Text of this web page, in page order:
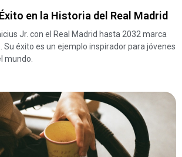
en la Historia del Real Madrid
Jr. con el Real Madrid hasta 2032 marca
Su éxito es un ejemplo inspirador para jóvenes
mundo.